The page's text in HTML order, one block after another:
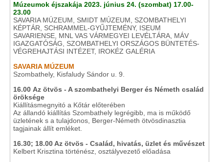
Múzeumok éjszakája 2023. június 24. (szombat) 17.00-
23.00
SAVARIA MÚZEUM, SMIDT MÚZEUM, SZOMBATHELYI
KÉPTÁR, SCHRAMMEL-GYŰJTEMÉNY, ISEUM
SAVARIENSE, MNL VAS VÁRMEGYEI LEVÉLTÁRA, MÁV
IGAZGATÓSÁG, SZOMBATHELYI ORSZÁGOS BÜNTETÉS-
VÉGREHAJTÁSI INTÉZET, IROKÉZ GALÉRIA
SAVARIA MÚZEUM
Szombathely, Kisfaludy Sándor u. 9.
16.00 Az ötvös - A szombathelyi Berger és Németh család
öröksége
Kiállításmegnyitó a Kőtár előterében
Az állandó kiállítás Szombathely legrégibb, ma is működő
üzletének s a tulajdonos, Berger-Németh ötvösdinasztia
tagjainak állít emléket.
16.30; 18.00 Az ötvös - Család, hivatás, üzlet és művészet
Kelbert Krisztina történész, osztályvezető előadása